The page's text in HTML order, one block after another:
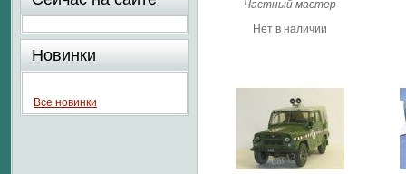
Частный мастер
Нет в наличии
Новинки
Все новинки